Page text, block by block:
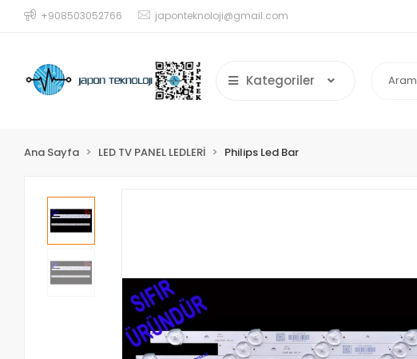
+908503052766 japonteknoloji@gmail.com
Kategoriler
Ana Sayfa LED TV PANEL LEDLERİ Philips Led Bar